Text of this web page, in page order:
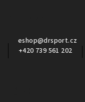
eshop@drsport.cz
+420 739 561 202